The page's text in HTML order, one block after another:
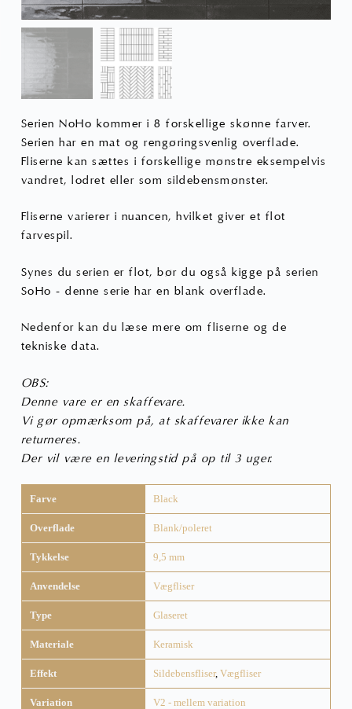
Serien NoHo kommer i 8 forskellige skønne farver.
Serien har en mat og rengøringsvenlig overflade.
Fliserne kan sættes i forskellige mønstre eksempelvis
vandret, lodret eller som sildebensmønster.
Fliserne varierer i nuancen, hvilket giver et flot
farvespil.
Synes du serien er flot, bør du også kigge på serien
SoHo - denne serie har en blank overflade.
Nedenfor kan du læse mere om fliserne og de
tekniske data.
OBS:
Denne vare er en skaffevare.
Vi gør opmærksom på, at skaffevarer ikke kan
returneres.
Der vil være en leveringstid på op til 3 uger.
Farve Black
Overflade Blank/poleret
Tykkelse 9,5 mm
Anvendelse Vægfliser
Type Glaseret
Materiale Keramisk
Effekt Sildebensfliser, Vægfliser
Variation V2 - mellem variation
varesiden